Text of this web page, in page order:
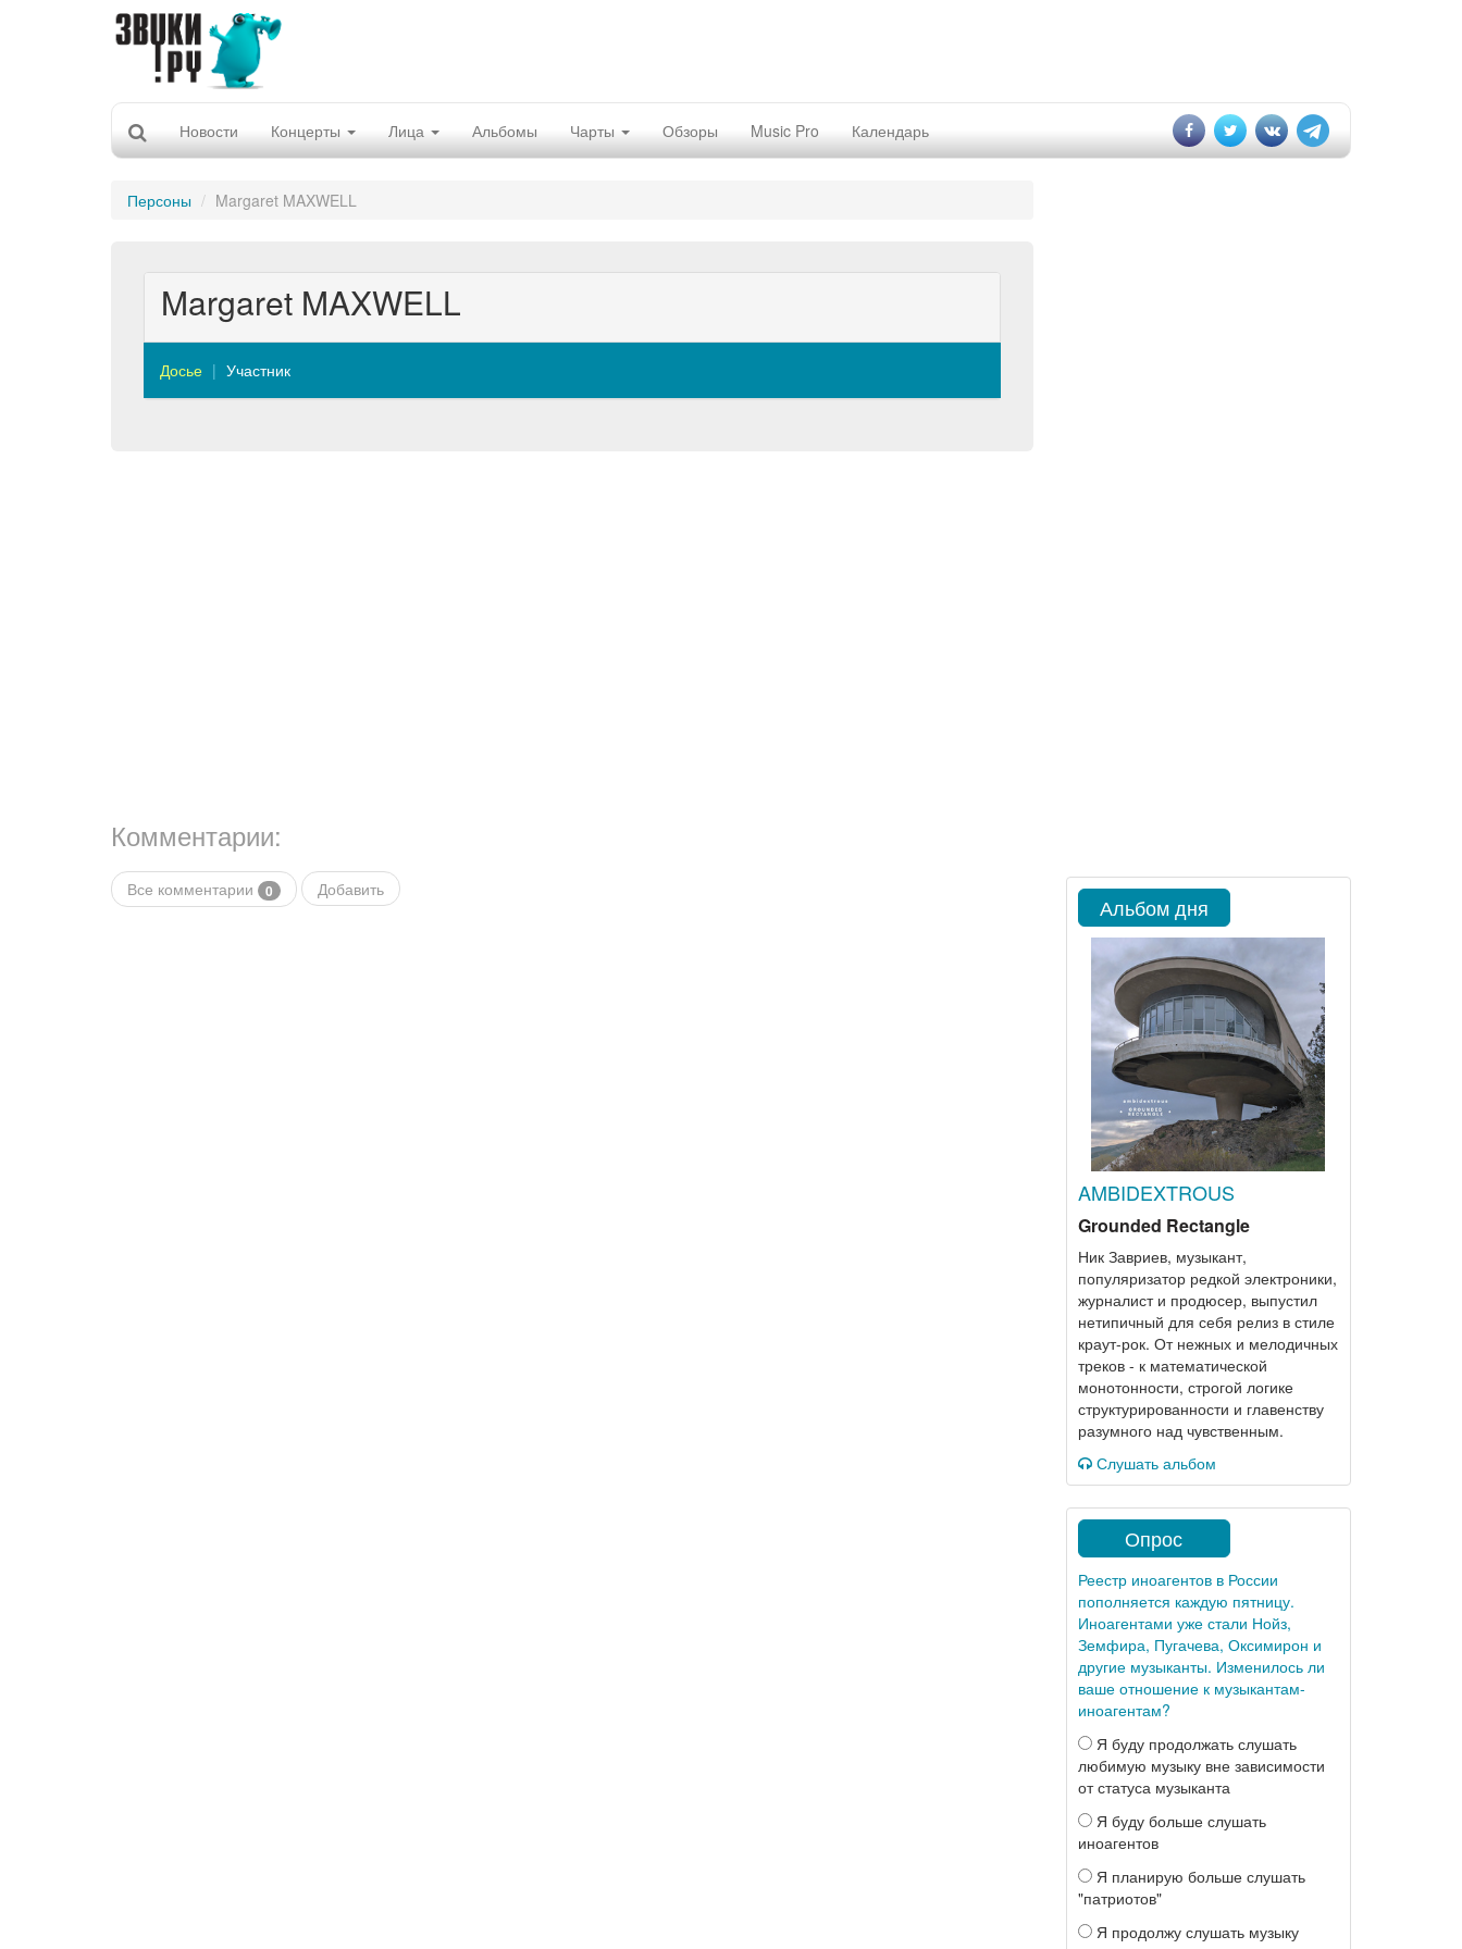
Новости Концерты Лица Альбомы Чарты Обзоры Music Pro Календарь
Персоны Margaret MAXWELL
Margaret MAXWELL
Досье Участник
Комментарии:
Все комментарии 0 Добавить
Альбом дня
AMBIDEXTROUS
Grounded Rectangle
Ник Завриев, музыкант,
популяризатор редкой электроники,
журналист и продюсер, выпустил
нетипичный для себя релиз в стиле
краут-рок. От нежных и мелодичных
треков - к математической
монотонности, строгой логике
структурированности и главенству
разумного над чувственным.
Слушать альбом
Опрос
Реестр иноагентов в России
пополняется каждую пятницу.
Иноагентами уже стали Нойз,
Земфира, Пугачева, Оксимирон и
другие музыканты. Изменилось ли
ваше отношение к музыкантам-
иноагентам?
Я буду продолжать слушать
любимую музыку вне зависимости
от статуса музыканта
Я буду больше слушать
иноагентов
Я планирую больше слушать
"патриотов"
Я продолжу слушать музыку